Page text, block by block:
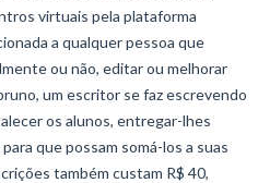
virtuais pela plataforma
a qualquer pessoa que
ou não, editar ou melhorar
um escritor se faz escrevendo
os alunos, entregar-lhes
que possam somá-los a suas
também custam R$ 40,